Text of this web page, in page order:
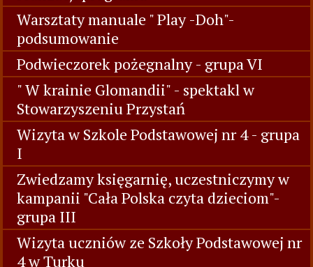
Warsztaty manuale " Play -Doh"-
podsumowanie
Podwieczorek pożegnalny - grupa VI
" W krainie Glomandii" - spektakl w
Stowarzyszeniu Przystań
Wizyta w Szkole Podstawowej nr 4 - grupa
I
Zwiedzamy księgarnię, uczestniczymy w
kampanii "Cała Polska czyta dzieciom"-
grupa III
Wizyta uczniów ze Szkoły Podstawowej nr
4 w Turku